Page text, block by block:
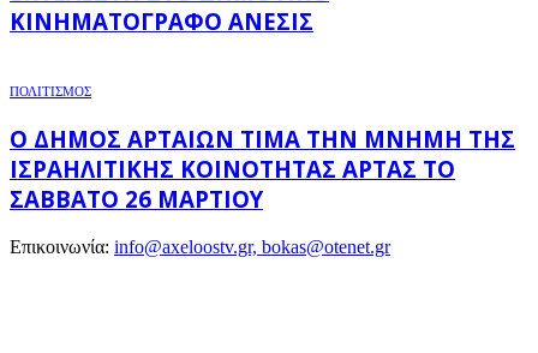
ΚΙΝΗΜΑΤΟΓΡΆΦΟ ΑΝΕΣΙΣ
ΠΟΛΙΤΙΣΜΟΣ
Ο ΔΉΜΟΣ ΑΡΤΑΊΩΝ ΤΙΜΆ ΤΗΝ ΜΝΉΜΗ ΤΗΣ
ΙΣΡΑΗΛΙΤΙΚΉΣ ΚΟΙΝΌΤΗΤΑΣ ΆΡΤΑΣ ΤΟ
ΣΆΒΒΑΤΟ 26 ΜΑΡΤΊΟΥ
Επικοινωνία: info@axeloostv.gr, bokas@otenet.gr